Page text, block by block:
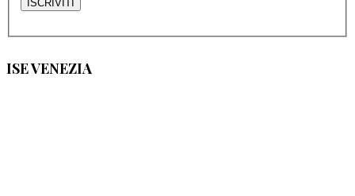
ISE VENEZIA